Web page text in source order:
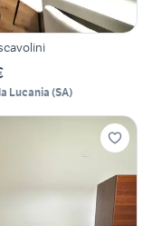
Lucania (SA)